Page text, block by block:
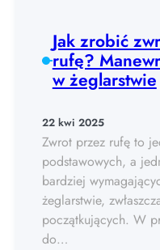
Jak zrobić
rufę?
w żeglarstwie
22 kwi 2025
Zwrot przez rufę to
podstawowych, a
bardziej
żeglarstwie,
początkujących. W
do…